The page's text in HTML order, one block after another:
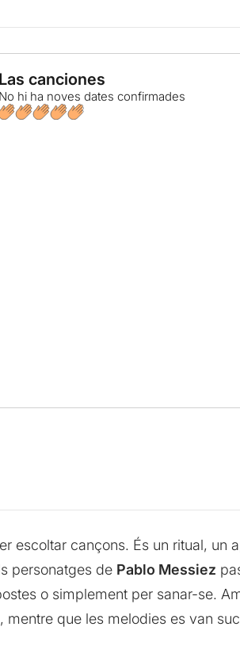
Las canciones
No hi ha noves dates confirmades
escoltar cançons. És un ritual, un
personatges de Pablo Messiez
o simplement per sanar-se.
que les melodies es van